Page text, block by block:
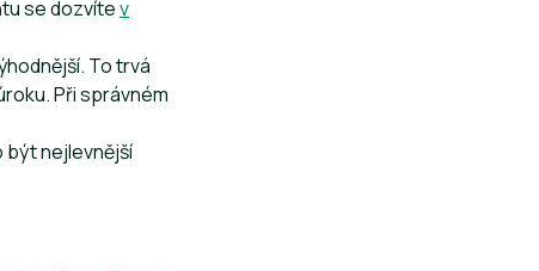
se dozvítev
To trvá
Při správném
být nejlevnější